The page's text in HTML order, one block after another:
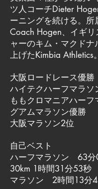
ツ人コーチDieter
ーニングを続ける。
Coach Hogen、イギ
ャーのキム・マクドナ
上げたKimbia Athletics。
大阪ロードレース優勝
ハイテクハーフマラソ
ももクロマニアハーフ
グアムマラソン優勝
大阪マラソン2位
自己ベスト
ハーフマラソン 63分
30km 1時間31分53秒
マラソン 2時間13分